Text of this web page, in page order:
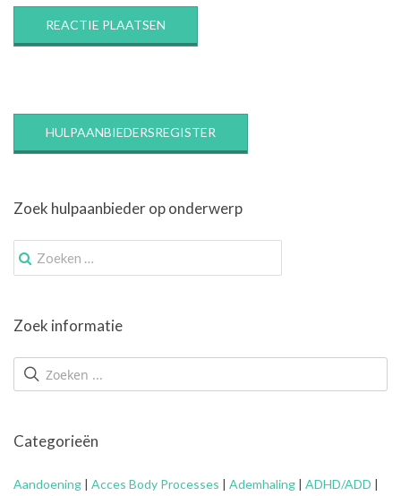
HULPAANBIEDERSREGISTER
Zoek hulpaanbieder op onderwerp
Zoek
naar:
Zoek informatie
Categorieën
Aandoening | Acces Body Processes | Ademhaling | ADHD/ADD |